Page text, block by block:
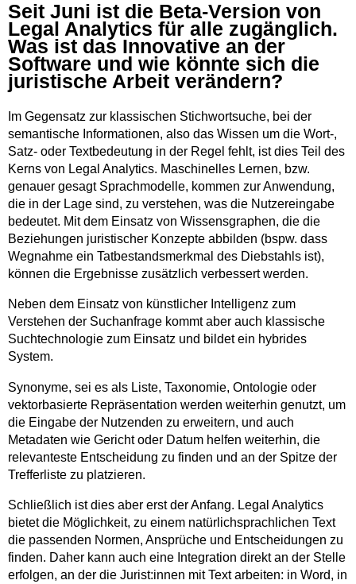
Seit Juni ist die Beta-Version von
Legal Analytics für alle zugänglich.
Was ist das Innovative an der
Software und wie könnte sich die
juristische Arbeit verändern?
Im Gegensatz zur klassischen Stichwortsuche, bei der
semantische Informationen, also das Wissen um die Wort-,
Satz- oder Textbedeutung in der Regel fehlt, ist dies Teil des
Kerns von Legal Analytics. Maschinelles Lernen, bzw.
genauer gesagt Sprachmodelle, kommen zur Anwendung,
die in der Lage sind, zu verstehen, was die Nutzereingabe
bedeutet. Mit dem Einsatz von Wissensgraphen, die die
Beziehungen juristischer Konzepte abbilden (bspw. dass
Wegnahme ein Tatbestandsmerkmal des Diebstahls ist),
können die Ergebnisse zusätzlich verbessert werden.
Neben dem Einsatz von künstlicher Intelligenz zum
Verstehen der Suchanfrage kommt aber auch klassische
Suchtechnologie zum Einsatz und bildet ein hybrides
System.
Synonyme, sei es als Liste, Taxonomie, Ontologie oder
vektorbasierte Repräsentation werden weiterhin genutzt, um
die Eingabe der Nutzenden zu erweitern, und auch
Metadaten wie Gericht oder Datum helfen weiterhin, die
relevanteste Entscheidung zu finden und an der Spitze der
Trefferliste zu platzieren.
Schließlich ist dies aber erst der Anfang. Legal Analytics
bietet die Möglichkeit, zu einem natürlichsprachlichen Text
die passenden Normen, Ansprüche und Entscheidungen zu
finden. Daher kann auch eine Integration direkt an der Stelle
erfolgen, an der die Jurist:innen mit Text arbeiten: in Word, in